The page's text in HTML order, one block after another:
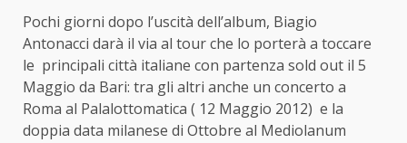
Pochi giorni dopo l’uscità dell’album, Biagio
Antonacci darà il via al tour che lo porterà a toccare
le principali città italiane con partenza sold out il 5
Maggio da Bari: tra gli altri anche un concerto a
Roma al Palalottomatica ( 12 Maggio 2012) e la
doppia data milanese di Ottobre al Mediolanum